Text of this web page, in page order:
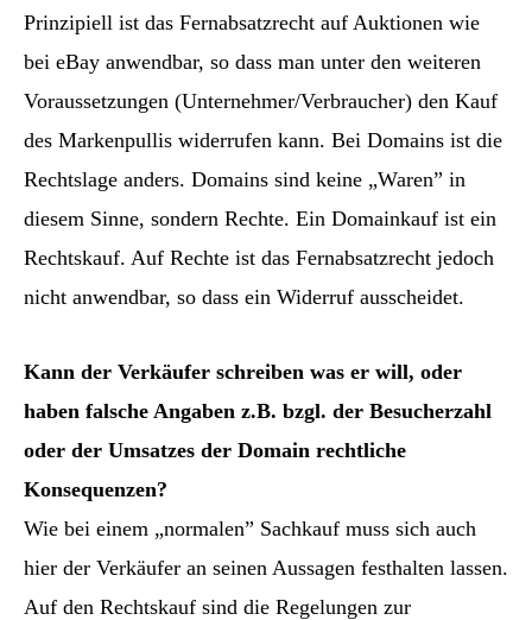
Prinzipiell ist das Fernabsatzrecht auf Auktionen wie
bei eBay anwendbar, so dass man unter den weiteren
Voraussetzungen (Unternehmer/Verbraucher) den Kauf
des Markenpullis widerrufen kann. Bei Domains ist die
Rechtslage anders. Domains sind keine „Waren” in
diesem Sinne, sondern Rechte. Ein Domainkauf ist ein
Rechtskauf. Auf Rechte ist das Fernabsatzrecht jedoch
nicht anwendbar, so dass ein Widerruf ausscheidet.
Kann der Verkäufer schreiben was er will, oder
haben falsche Angaben z.B. bzgl. der Besucherzahl
oder der Umsatzes der Domain rechtliche
Konsequenzen?
Wie bei einem „normalen” Sachkauf muss sich auch
hier der Verkäufer an seinen Aussagen festhalten lassen.
Auf den Rechtskauf sind die Regelungen zur